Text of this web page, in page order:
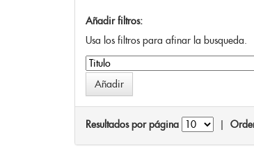
Añadir filtros:
Usa los filtros para afinar la busqueda.
Resultados por página